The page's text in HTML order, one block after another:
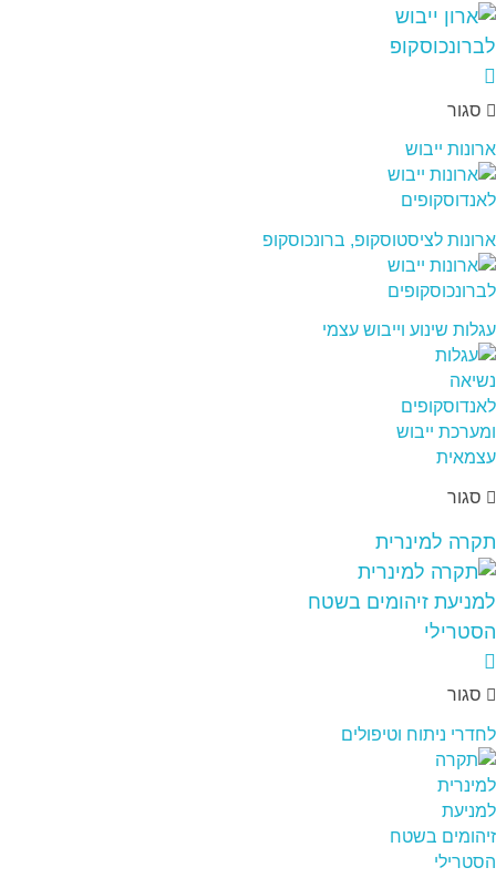
סגור
ארונות ייבוש
ארונות לציסטוסקופ, ברונכוסקופ
עגלות שינוע וייבוש עצמי
סגור
תקרה למינרית
סגור
לחדרי ניתוח וטיפולים